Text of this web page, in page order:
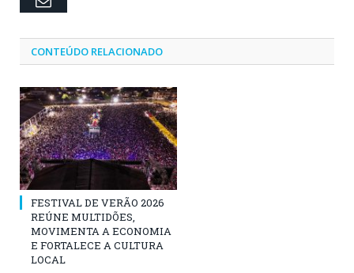
CONTEÚDO RELACIONADO
FESTIVAL DE VERÃO 2026
REÚNE MULTIDÕES,
MOVIMENTA A ECONOMIA
E FORTALECE A CULTURA
LOCAL